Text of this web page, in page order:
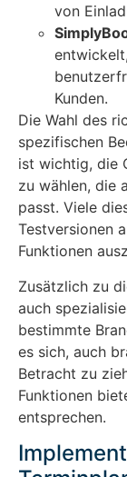
von
Kunden.
Die Wahl des
spezifischen
ist wichtig, die
zu wählen, die
passt. Viele
Testversionen
Funktionen
Zusätzlich zu
auch
bestimmte
es sich, auch
Betracht zu
Funktionen
entsprechen.